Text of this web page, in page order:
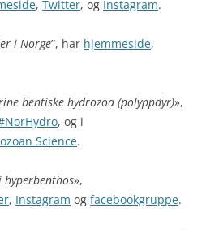
, Twitter, og Instagram.
i Norge”, har hjemmeside,
bentiske hydrozoa (polyppdyr)»,
, og i
Science.
hyperbenthos»,
, Instagram og facebookgruppe.